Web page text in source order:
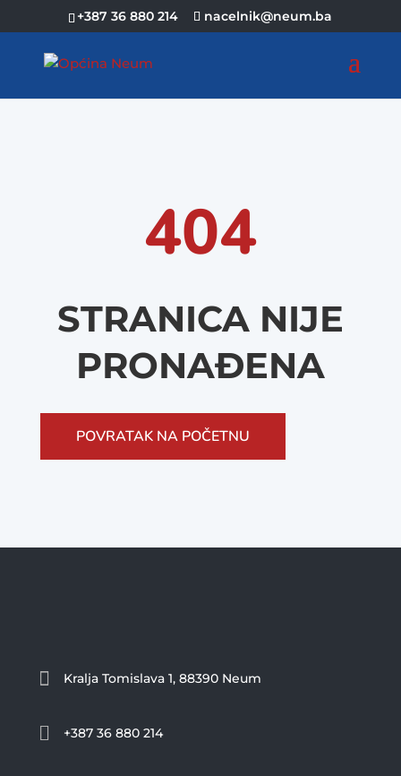
+387 36 880 214 nacelnik@neum.ba
404
STRANICA NIJE
PRONAĐENA
POVRATAK NA POČETNU
 Kralja Tomislava 1, 88390 Neum
 +387 36 880 214